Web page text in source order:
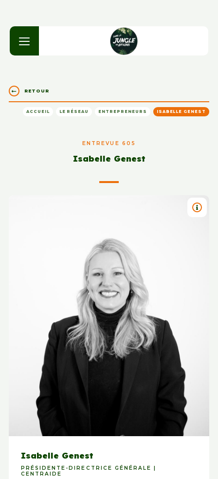
RETOUR
ACCUEIL LE RÉSEAU ENTREPRENEURS ISABELLE GENEST
ENTREVUE 605
Isabelle Genest
TITRE
Isabelle Genest
PRÉSIDENTE-DIRECTRICE GÉNÉRALE |
CENTRAIDE